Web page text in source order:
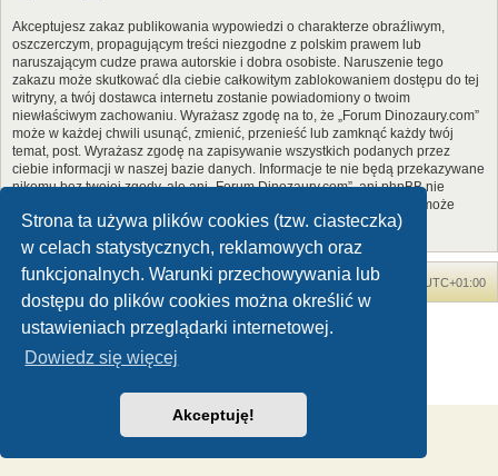
Strona ta używa plików cookies (tzw. ciasteczka)
w celach statystycznych, reklamowych oraz
funkcjonalnych. Warunki przechowywania lub
dostępu do plików cookies można określić w
ustawieniach przeglądarki internetowej.
Dowiedz się więcej
Akceptuję!
Akceptujesz zakaz publikowania wypowiedzi o charakterze obraźliwym,
oszczerczym, propagującym treści niezgodne z polskim prawem lub
naruszającym cudze prawa autorskie i dobra osobiste. Naruszenie tego
zakazu może skutkować dla ciebie całkowitym zablokowaniem dostępu do tej
witryny, a twój dostawca internetu zostanie powiadomiony o twoim
niewłaściwym zachowaniu. Wyrażasz zgodę na to, że „Forum Dinozaury.com”
może w każdej chwili usunąć, zmienić, przenieść lub zamknąć każdy twój
temat, post. Wyrażasz zgodę na zapisywanie wszystkich podanych przez
ciebie informacji w naszej bazie danych. Informacje te nie będą przekazywane
nikomu bez twojej zgody, ale ani „Forum Dinozaury.com”, ani phpBB nie
ponosi odpowiedzialności za włamania do witryny, podczas których może
dojść do kradzieży danych.
Forum Dinozaury.com Strona główna Strefa czasowa UTC+01:00
Dinozaury.com© 2006-2020
Polski pakiet językowy dostarcza